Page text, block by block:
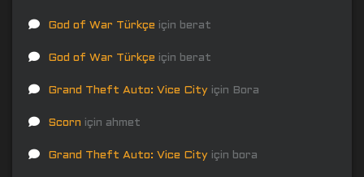
God of War Türkçe için berat
God of War Türkçe için berat
Grand Theft Auto: Vice City için Bora
Scorn için ahmet
Grand Theft Auto: Vice City için bora